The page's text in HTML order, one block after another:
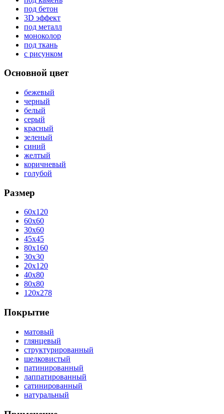
под бетон
3D эффект
под металл
моноколор
под ткань
с рисунком
Основной цвет
бежевый
черный
белый
серый
красный
зеленый
синий
желтый
коричневый
голубой
Размер
60x120
60x60
30x60
45x45
80x160
30x30
20x120
40x80
80x80
120x278
Покрытие
матовый
глянцевый
структурированный
шелковистый
патинированный
лаппатированный
сатинированный
натуральный